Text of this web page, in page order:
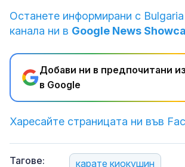
Останете информирани с
канала ни в Google News
Добави ни в предпочитани
в Google
Харесайте страницата ни във
Тагове: карате киокушин